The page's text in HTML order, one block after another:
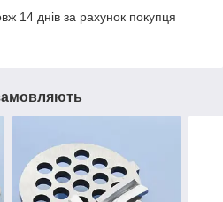
14 днів за рахунок покупця